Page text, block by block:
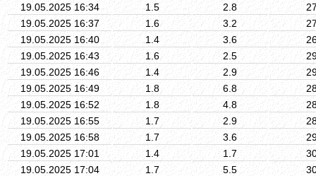
19.05.2025 16:34
1.5 2.8
19.05.2025 16:37
1.6 3.2
19.05.2025 16:40
1.4 3.6
19.05.2025 16:43
1.6 2.5
19.05.2025 16:46
1.4 2.9
19.05.2025 16:49
1.8 6.8
19.05.2025 16:52
1.8 4.8
19.05.2025 16:55
1.7 2.9
19.05.2025 16:58
1.7 3.6
19.05.2025 17:01
1.4 1.7
19.05.2025 17:04
1.7 5.5